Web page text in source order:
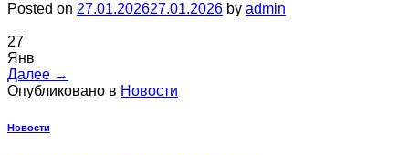
Posted on 27.01.202627.01.2026 by admin
27
Янв
Далее →
Опубликовано в Новости
Новости